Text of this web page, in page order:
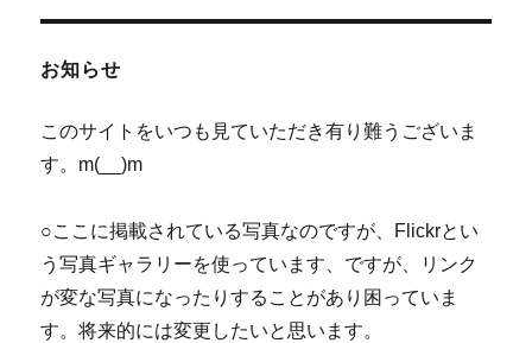
ン
お知らせ
このサイトをいつも見ていただき有り難うございま
す。m(__)m
○ここに掲載されている写真なのですが、Flickrとい
う写真ギャラリーを使っています、ですが、リンク
が変な写真になったりすることがあり困っていま
す。将来的には変更したいと思います。